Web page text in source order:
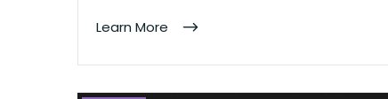
Learn More